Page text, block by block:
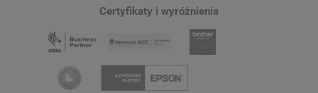
Certyfikaty i wyróżnienia